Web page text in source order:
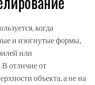
когда
и изогнутые формы,
или
В отличие от
объекта, а не на